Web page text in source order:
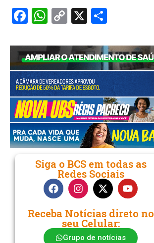
Facebook
WhatsApp
Copy
X
Siga o BCS em todas as
Redes Sociais
Receba Notícias direto no
seu Celular:
Grupo de notícias